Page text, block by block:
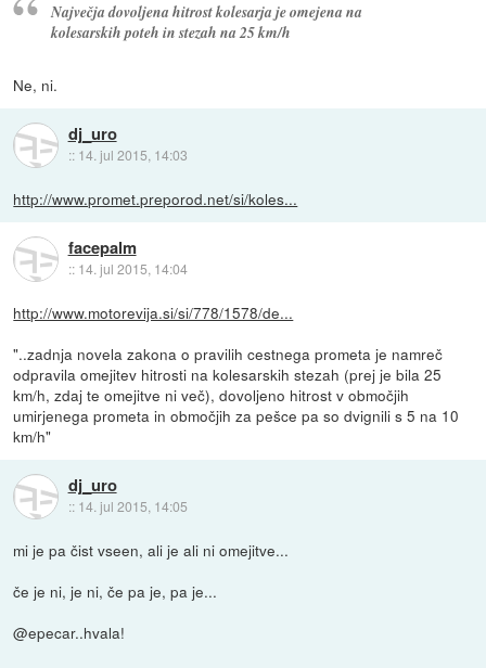
Največja dovoljena hitrost kolesarja je omejena na
kolesarskih poteh in stezah na 25 km/h
Ne, ni.
dj_uro
:: 14. jul 2015, 14:03
http://www.promet.preporod.net/si/koles...
facepalm
:: 14. jul 2015, 14:04
http://www.motorevija.si/si/778/1578/de...
"..zadnja novela zakona o pravilih cestnega prometa je namreč
odpravila omejitev hitrosti na kolesarskih stezah (prej je bila 25
km/h, zdaj te omejitve ni več), dovoljeno hitrost v območjih
umirjenega prometa in območjih za pešce pa so dvignili s 5 na 10
km/h"
dj_uro
:: 14. jul 2015, 14:05
mi je pa čist vseen, ali je ali ni omejitve...
če je ni, je ni, če pa je, pa je...
@epecar..hvala!